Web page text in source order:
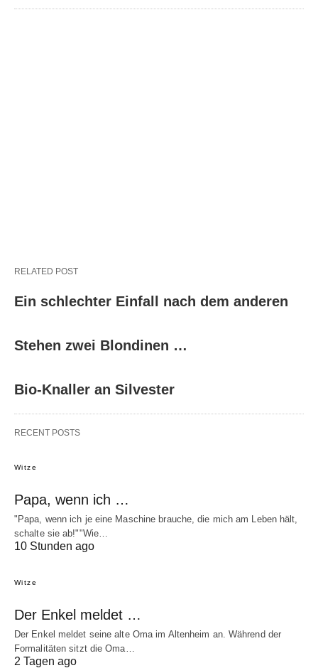
RELATED POST
Ein schlechter Einfall nach dem anderen
Stehen zwei Blondinen …
Bio-Knaller an Silvester
RECENT POSTS
Witze
Papa, wenn ich …
"Papa, wenn ich je eine Maschine brauche, die mich am Leben hält,
schalte sie ab!""Wie…
10 Stunden ago
Witze
Der Enkel meldet …
Der Enkel meldet seine alte Oma im Altenheim an. Während der
Formalitäten sitzt die Oma…
2 Tagen ago